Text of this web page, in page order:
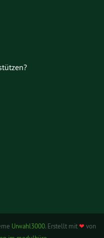
Urwahl3000. Erstellt mit❤ von